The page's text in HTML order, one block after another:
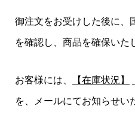
御注文をお受けした後に、
を確認し、商品を確保いた
お客様には、 【在庫状況】
を、メールにてお知らせい